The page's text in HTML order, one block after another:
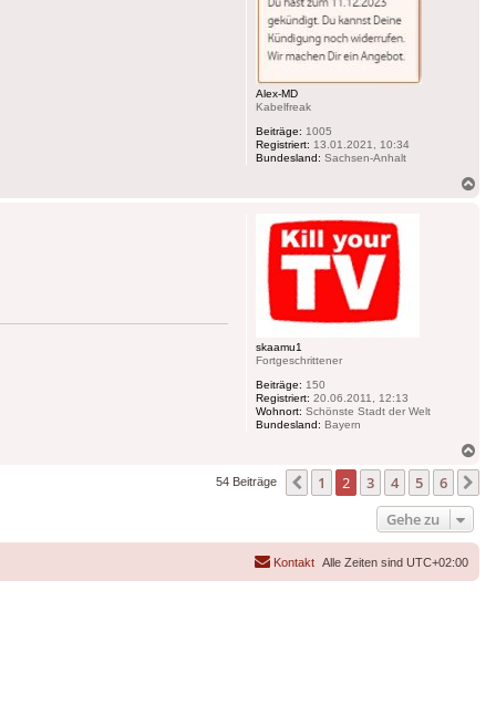
Alex-MD
Kabelfreak
Beiträge: 1005
Registriert: 13.01.2021, 10:34
Bundesland: Sachsen-Anhalt
skaamu1
Fortgeschrittener
Beiträge: 150
Registriert: 20.06.2011, 12:13
Wohnort: Schönste Stadt der Welt
Bundesland: Bayern
54 Beiträge Vorherige
1 2 3 4 5 6
Gehe zu
Alle Zeiten sind UTC+02:00
Kontakt